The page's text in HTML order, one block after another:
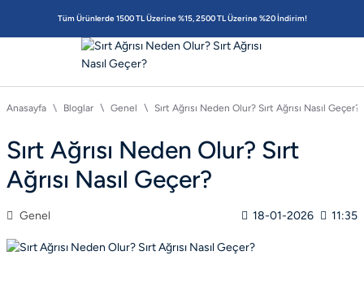
Tüm Ürünlerde 1500 TL Üzerine %15, 2500 TL Üzerine %20 İndirim!
Anasayfa Bloglar Genel Sırt Ağrısı Neden Olur? Sırt Ağrısı Nasıl Geçer?
Sırt Ağrısı Neden Olur? Sırt
Ağrısı Nasıl Geçer?
Genel 18-01-2026 11:35